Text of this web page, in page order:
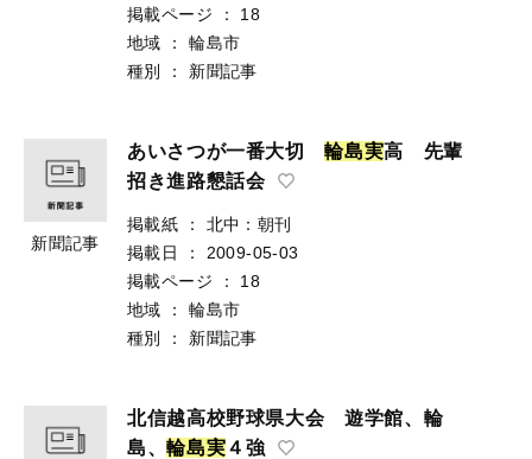
掲載ページ
：
18
地域
：
輪島市
種別
： 新聞記事
新聞記事
あいさつが一番大切輪島実高 先輩
招き進路懇話会
掲載紙 ：
北中：朝刊
掲載日
：
2009-05-03
掲載ページ
：
18
地域
：
輪島市
種別
： 新聞記事
北信越高校野球県大会 遊学館、輪
島、輪島実４強